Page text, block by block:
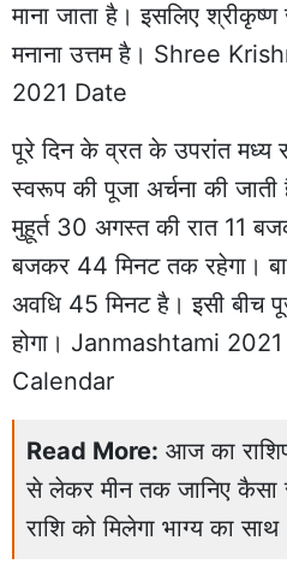
माना जाता है। इसलिए
मनाना उत्तम है। Shree
2021 Date
पूरे दिन के व्रत के उपरांत मध्य
स्वरूप की पूजा अर्चना की
मुहूर्त 30 अगस्त की रात 11
बजकर 44 मिनट तक रहेगा।
अवधि 45 मिनट है। इसी बीच
होगा। Janmashtami
Calendar
Read More: आज का
से लेकर मीन तक जानिए कैसा
राशि को मिलेगा भाग्य का साथ